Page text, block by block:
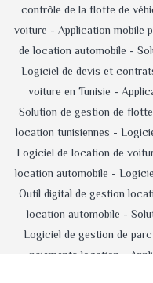
contrôle de la flotte de
voiture - Application mobile
de location automobile -
Logiciel de devis et
voiture en Tunisie -
Solution de gestion de
location tunisiennes -
Logiciel de location de
location automobile -
Outil digital de gestion
location automobile -
Logiciel de gestion de
paiements location -